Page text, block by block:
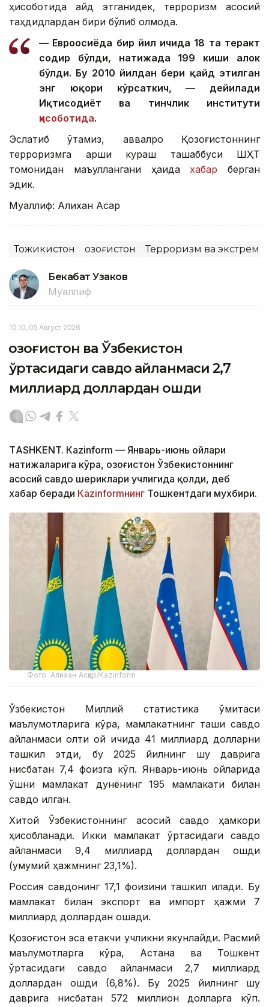
ҳисоботида қайд этганидек, терроризм асосий
таҳдидлардан бири бўлиб қолмоқда.
— Евроосиёда бир йил ичида 18 та теракт
содир бўлди, натижада 199 киши ҳалок
бўлди. Бу 2010 йилдан бери қайд этилган
энг юқори кўрсаткич, — дейилади
Иқтисодиёт ва тинчлик институти
ҳисоботида.
Эслатиб ўтамиз, аввалроқ Қозоғистоннинг
терроризмга қарши кураш ташаббуси ШҲТ
томонидан маъқуллангани ҳақидахабар берган
эдик.
Муаллиф: Алихан Асқар
Тожикистон Қозоғистон Терроризм ва
Бекабат Узаков
Муаллиф
10:10, 05 Август 2026
Қозоғистон ва Ўзбекистон
ўртасидаги савдо айланмаси 2,7
миллиард доллардан ошди
ТASHKENT. Кazinform — Январь-июнь ойлари
натижаларига кўра, Қозоғистон Ўзбекистоннинг
асосий савдо шериклари учлигида қолди, деб
хабар беради Кazinformнинг Тошкентдаги мухбири.
Фото: Алихан Асқар/Kazinform
Ўзбекистон Миллий статистика қўмитаси
маълумотларига кўра, мамлакатнинг ташқи савдо
айланмаси олти ой ичида 41 миллиард долларни
ташкил этди, бу 2025 йилнинг шу даврига
нисбатан 7,4 фоизга кўп. Январь-июнь ойларида
қўшни мамлакат дунёнинг 195 мамлакати билан
савдо қилган.
Хитой Ўзбекистоннинг асосий савдо ҳамкори
ҳисобланади. Икки мамлакат ўртасидаги савдо
айланмаси 9,4 миллиард доллардан ошди
(умумий ҳажмнинг 23,1%).
Россия савдонинг 17,1 фоизини ташкил қилади. Бу
мамлакат билан экспорт ва импорт ҳажми 7
миллиард доллардан ошади.
Қозоғистон эса етакчи учликни якунлайди. Расмий
маълумотларга кўра, Астана ва Тошкент
ўртасидаги савдо айланмаси 2,7 миллиард
доллардан ошди (6,8%). Бу 2025 йилнинг шу
даврига нисбатан 572 миллион долларга кўп.